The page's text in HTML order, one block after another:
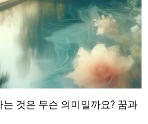
것은 무슨 의미일까요? 꿈과